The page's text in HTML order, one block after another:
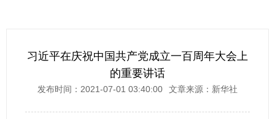
习近平在庆祝中国共产党成立一百周年大会上
的重要讲话
发布时间：2021-07-01 03:40:00 文章来源：新华社